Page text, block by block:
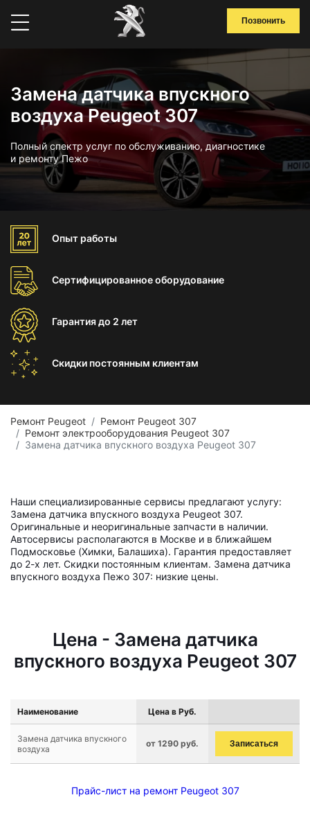
Позвонить
Замена датчика впускного
воздуха Peugeot 307
Полный спектр услуг по обслуживанию, диагностике
и ремонту Пежо
Опыт работы
Сертифицированноеоборудование
Гарантиядо 2 лет
Скидки постоянным клиентам
Ремонт Peugeot
Ремонт Peugeot 307
Ремонт электрооборудования Peugeot 307
Замена датчика впускного воздуха Peugeot 307
Наши специализированные сервисы предлагают услугу:
Замена датчика впускного воздуха Peugeot 307.
Оригинальные и неоригинальные запчасти в наличии.
Автосервисы располагаются в Москве и в ближайшем
Подмосковье (Химки, Балашиха). Гарантия предоставляет
до 2-х лет. Скидки постоянным клиентам. Замена датчика
впускного воздуха Пежо 307: низкие цены.
Цена - Замена датчика
впускного воздуха Peugeot 307
Наименование Цена в Руб.
Замена датчика впускного
воздуха
от 1290 руб. Записаться
Прайс-лист на ремонт Peugeot 307